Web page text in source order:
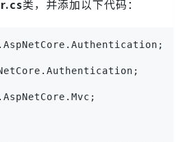
类，并添加以下代码：